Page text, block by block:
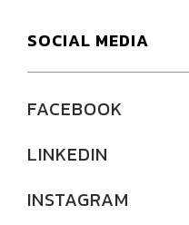
SOCIAL MEDIA
FACEBOOK
LINKEDIN
INSTAGRAM